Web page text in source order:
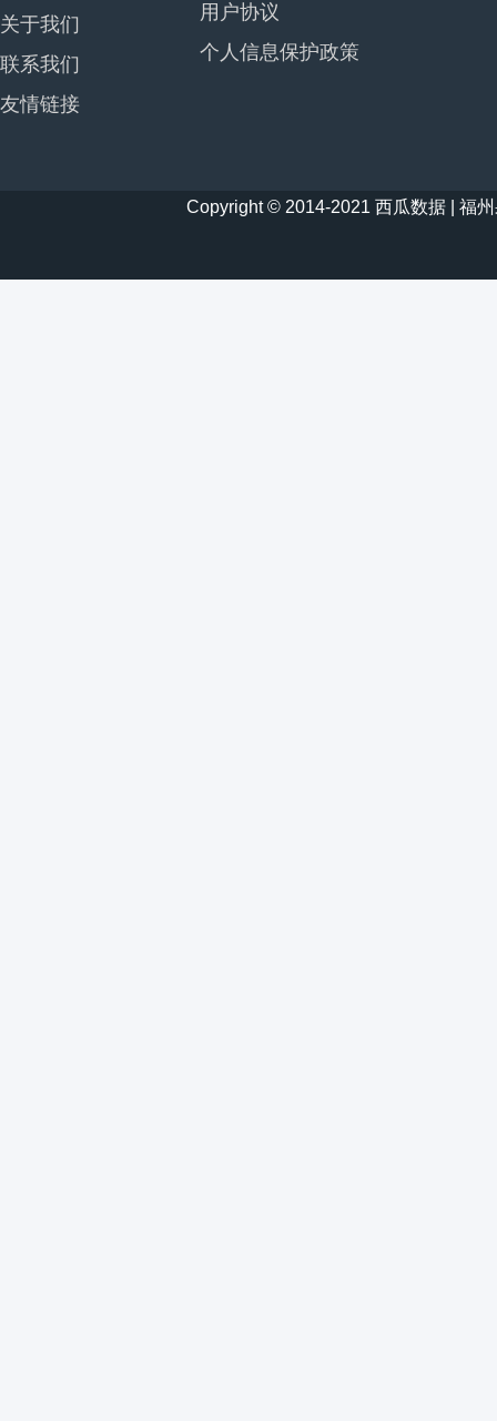
关于我们
联系我们
友情链接
用户协议
个人信息保护政策
Copyright © 2014-2021 西瓜数据 | 福